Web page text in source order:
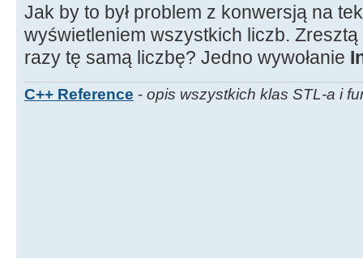
Jak by to był problem z konwersją na
wyświetleniem wszystkich liczb.
razy tę samą liczbę? Jedno wywołanie
C++ Reference - opis wszystkich klas STL-a i